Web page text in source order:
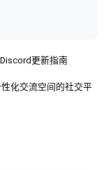
更新指南
化交流空间的社交平